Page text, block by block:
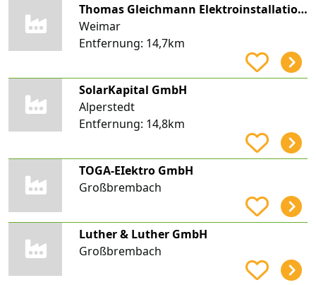
Thomas Gleichmann Elektroinstallation Gleichmann Elektrotechnik
Weimar
Entfernung: 14,7km
SolarKapital GmbH
Alperstedt
Entfernung: 14,8km
TOGA-EIektro GmbH
Großbrembach
Luther & Luther GmbH
Großbrembach